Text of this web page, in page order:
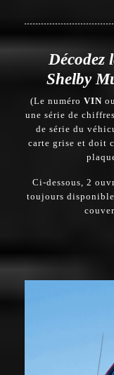
Décodez
Shelby
(Le numéro VIN
une série de
de série du
carte grise et doit
Ci-dessous, 2
toujours